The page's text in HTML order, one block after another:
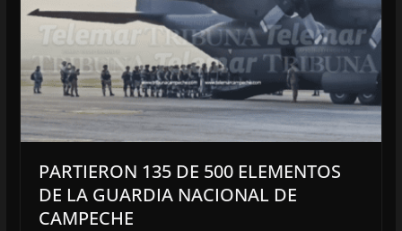
PARTIERON 135 DE 500 ELEMENTOS
DE LA GUARDIA NACIONAL DE
CAMPECHE